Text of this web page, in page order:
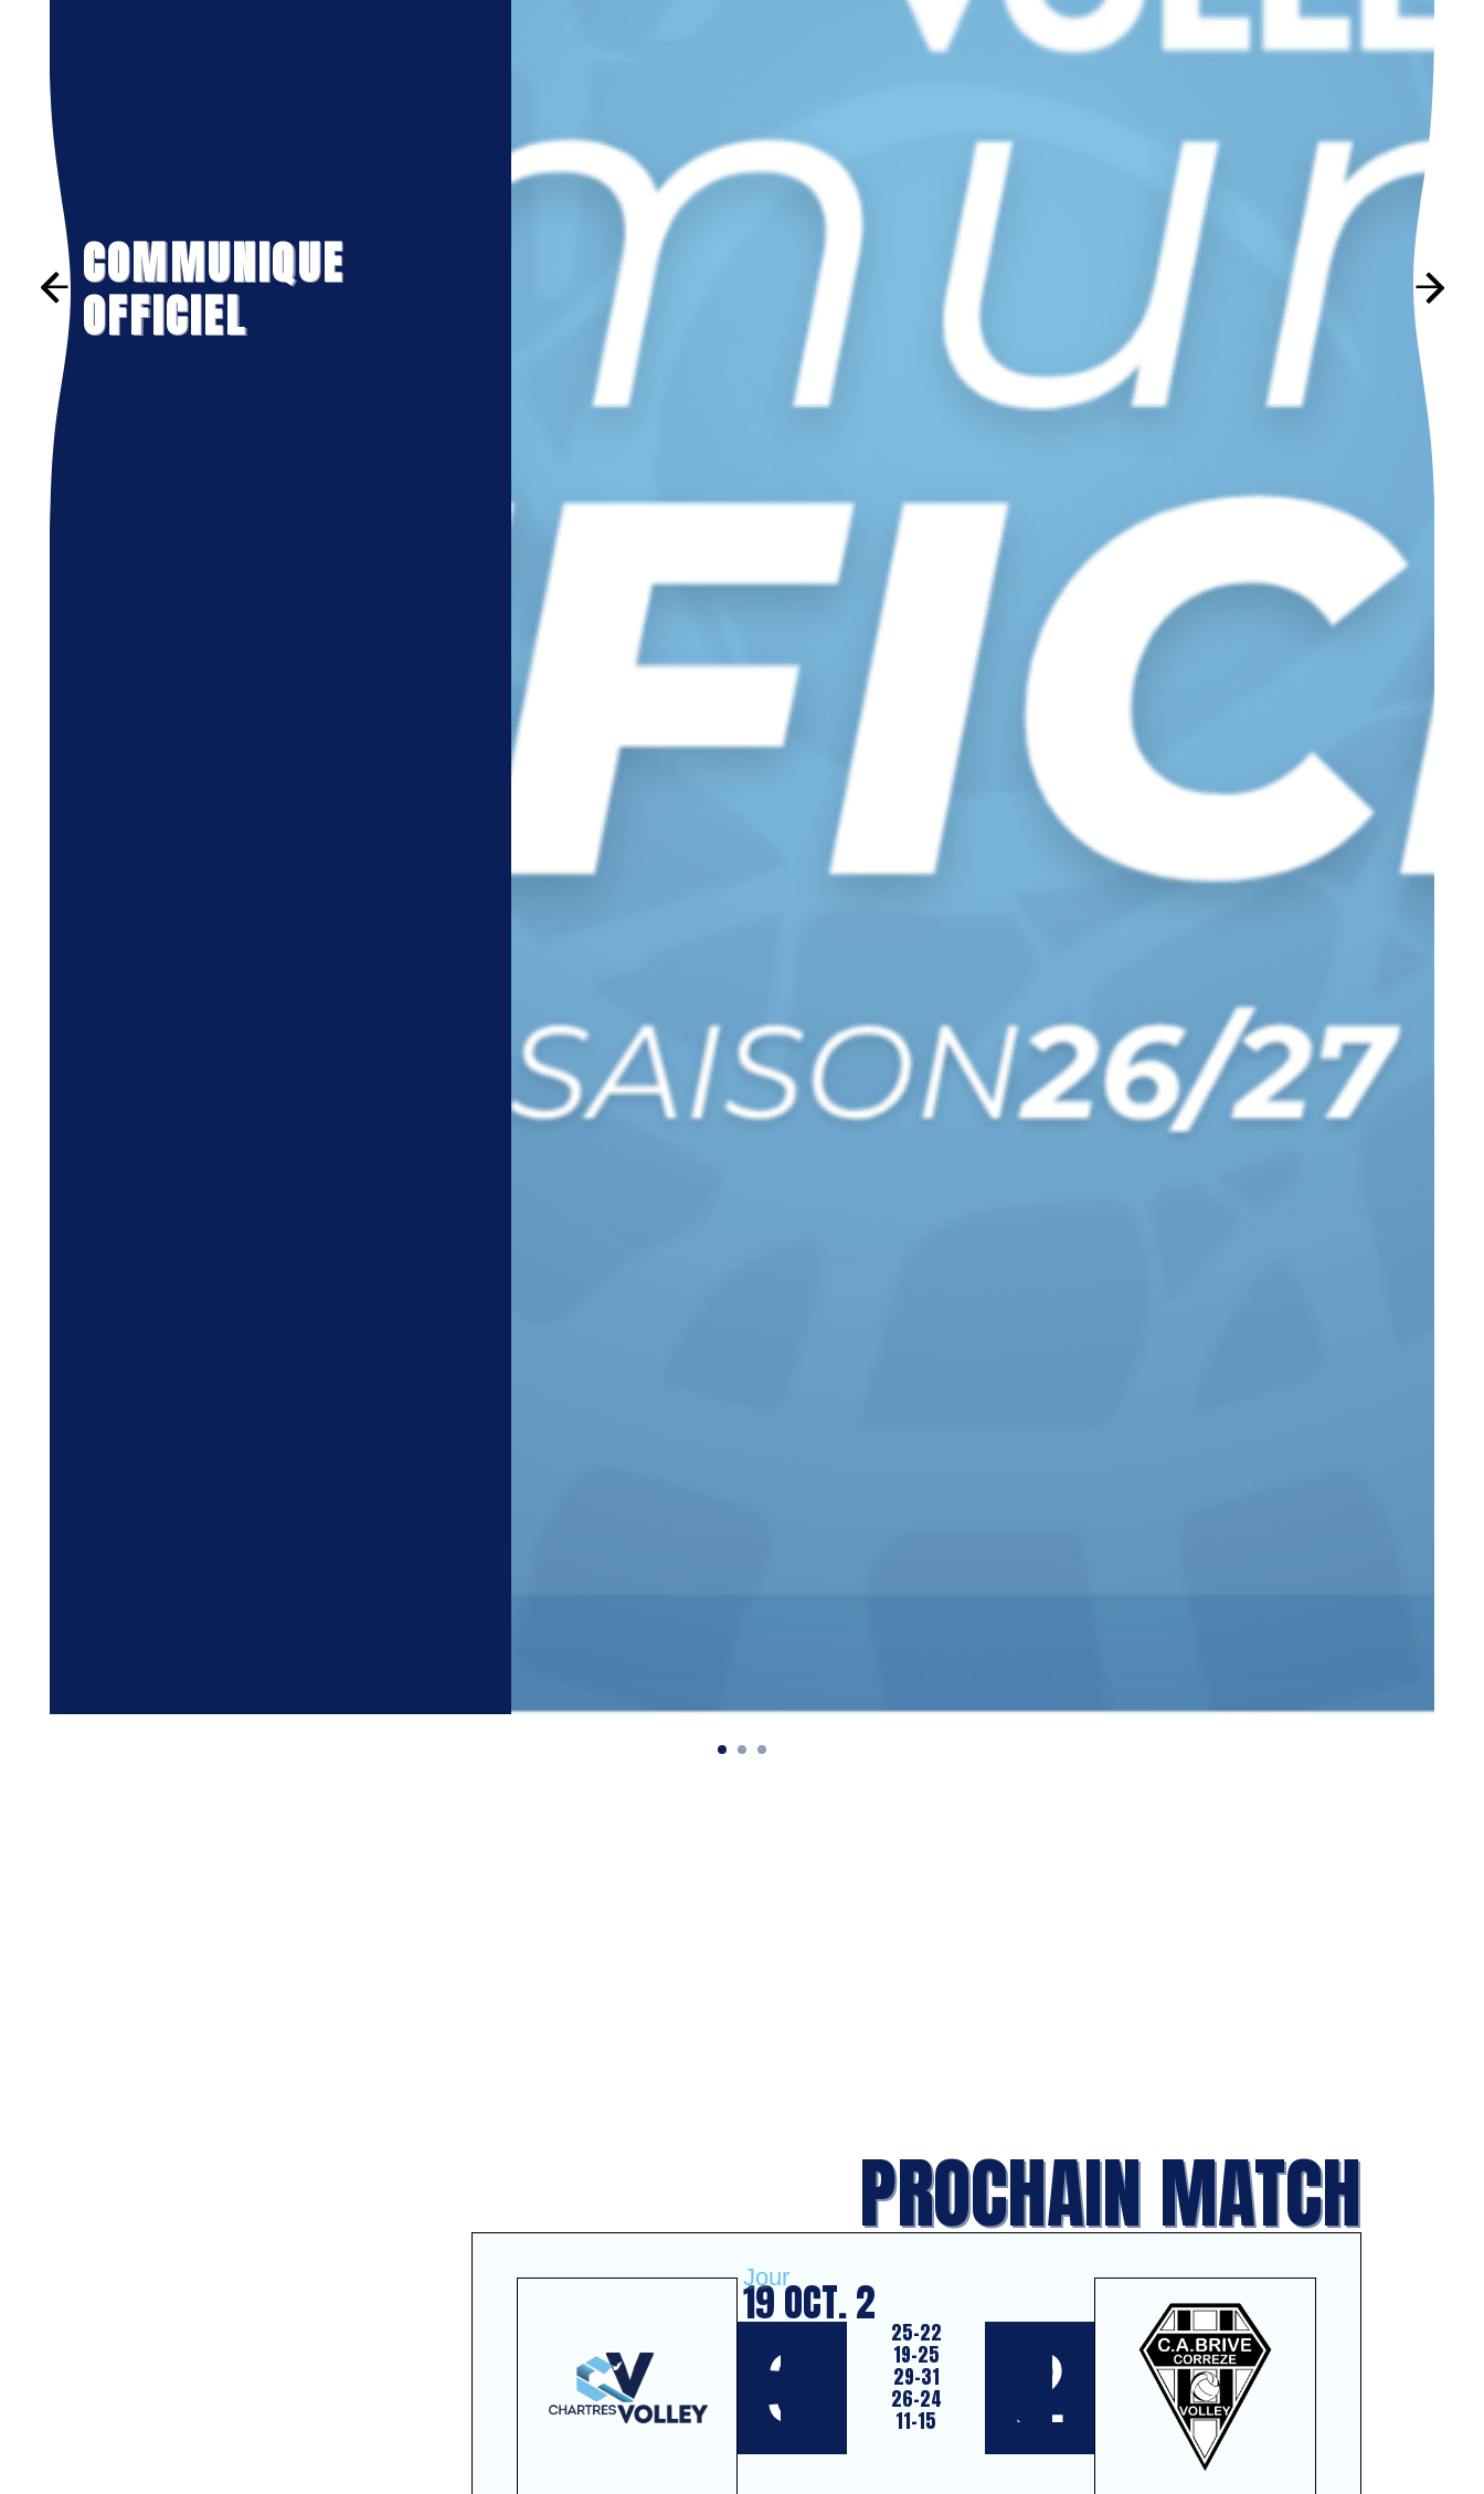
COMMUNIQUE
OFFICIEL
Précédent Suivant
PROCHAIN MATCH
19 OCT. 2
Jour
3 25-22
19-25
29-31
26-24
11-15 2